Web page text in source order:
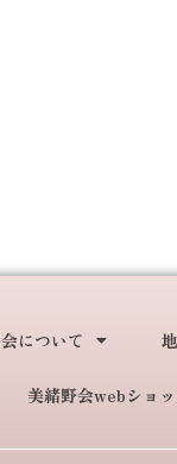
について
美緒野会webショ